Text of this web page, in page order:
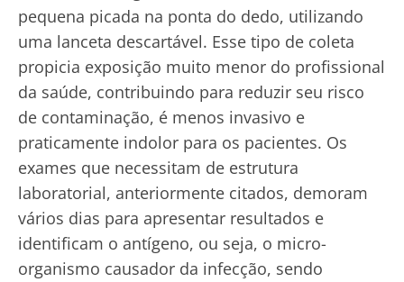
pequena picada na ponta do dedo, utilizando
uma lanceta descartável. Esse tipo de coleta
propicia exposição muito menor do profissional
da saúde, contribuindo para reduzir seu risco
de contaminação, é menos invasivo e
praticamente indolor para os pacientes. Os
exames que necessitam de estrutura
laboratorial, anteriormente citados, demoram
vários dias para apresentar resultados e
identificam o antígeno, ou seja, o micro-
organismo causador da infecção, sendo